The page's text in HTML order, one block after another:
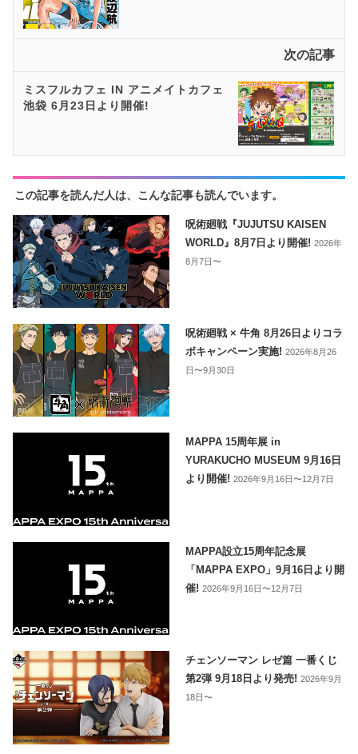
次の記事
ミスフルカフェ IN アニメイトカフェ
池袋 6月23日より開催!
この記事を読んだ人は、こんな記事も読んでいます。
呪術廻戦『JUJUTSU KAISEN
WORLD』8月7日より開催!2026年
8月7日〜
呪術廻戦 × 牛角 8月26日よりコラ
ボキャンペーン実施!2026年8月26
日〜9月30日
MAPPA 15周年展 in
YURAKUCHO MUSEUM 9月16日
より開催!2026年9月16日〜12月7日
MAPPA設立15周年記念展
「MAPPA EXPO」9月16日より開
催!2026年9月16日〜12月7日
チェンソーマン レゼ篇 一番くじ
第2弾 9月18日より発売!2026年9月
18日〜